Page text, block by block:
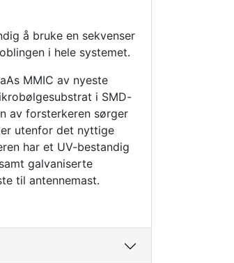
å bruke en sekvenser
i hele systemet.
MMIC av nyeste
i SMD-
av forsterkeren sørger
utenfor det nyttige
har et UV-bestandig
galvaniserte
til antennemast.